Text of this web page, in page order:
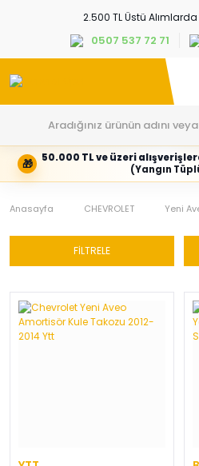
2.500 TL Üstü Alımlarda
0507 537 72 71
🎁 50.000 TL ve üzeri
(Yangın
Giriş
veya
Şifre
Marka,
ve
M
Anasayfa CHEVROLET Yeni
FİLTRELE